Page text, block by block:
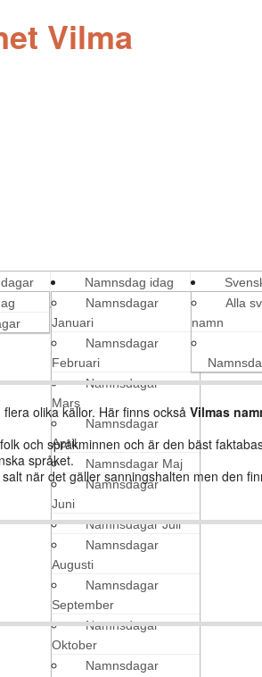
Vilma
Namnsdag idag
Namnsdagar
Januari
Namnsdagar
Februari
Namnsdagar
Mars
Namnsdagar
April
Namnsdagar Maj
Namnsdagar
Juni
Namnsdagar Juli
Namnsdagar
Augusti
Namnsdagar
September
Namnsdagar
Oktober
Namnsdagar
Alla
namn
olika källor. Här finns ocksåVilmas
och språkminnen och är den bäst
språket.
när det gäller sanningshalten men den